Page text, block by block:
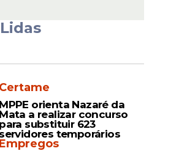
Certame
MPPE orienta Nazaré da
Mata a realizar concurso
para substituir 623
servidores temporários
Empregos